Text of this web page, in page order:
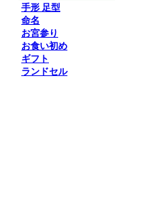
手形 足型
命名
お宮参り
お食い初め
ギフト
ランドセル